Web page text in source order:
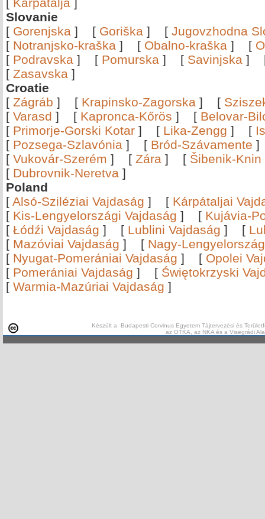
Slovanie
[ Gorenjska ] [ Goriška ] [ Jugovzhodna
[ Notranjsko-kraška ] [ Obalno-kraška ] [
[ Podravska ] [ Pomurska ] [ Savinjska ]
[ Zasavska ]
Croatie
[ Zágráb ] [ Krapinsko-Zagorska ] [
[ Varasd ] [ Kapronca-Kőrös ] [ Belovar-
[ Primorje-Gorski Kotar ] [ Lika-Zengg ] [
[ Pozsega-Szlavónia ] [ Bród-Szávamente
[ Vukovár-Szerém ] [ Zára ] [ Šibenik-Knin
[ Dubrovnik-Neretva ]
Poland
[ Alsó-Sziléziai Vajdaság ] [ Kárpátaljai
[ Kis-Lengyelországi Vajdaság ] [ Kujávia-
[ Łódźi Vajdaság ] [ Lublini Vajdaság ] [
[ Mazóviai Vajdaság ] [ Nagy-
[ Nyugat-Pomerániai Vajdaság ] [ Opolei
[ Pomerániai Vajdaság ] [ Świętokrzyski
[ Warmia-Mazúriai Vajdaság ]
Készült a Budapesti Corvinus Egyetem Tájtervezési és
az OTKA, az NKA és a Visegrádi